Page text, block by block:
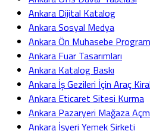
Ankara Dijital Katalog
Ankara Sosyal Medya
Ankara Ön Muhasebe
Ankara Fuar Tasarımları
Ankara Katalog Baskı
Ankara İş Gezileri İçin Araç
Ankara Eticaret Sitesi Kurma
Ankara Pazaryeri Mağaza
Ankara İşyeri Yemek Şirketi